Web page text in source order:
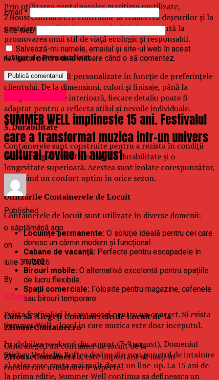
Prin utilizarea containerelor maritime reutilizate,
ZHouseContainer.ro contribuie la reducerea deșeurilor și la
protejarea mediului. Aceste soluții de locuit ajută la
promovarea unui stil de viață ecologic și responsabil.
4. Ușor de Personalizat
Containerele pot fi personalizate în funcție de preferințele
clientului. De la dimensiuni, culori și finisaje, până la
compartimentare interioară, fiecare detaliu poate fi
adaptat pentru a reflecta stilul și nevoile individuale.
5. Durabilitate
Containerele sunt construite pentru a rezista în condiții
meteorologice variate, oferind o durabilitate și o
longevitate superioară. Acestea sunt izolate corespunzător,
asigurând un confort optim în orice sezon.
Utilizările Containerele de Locuit
Containerele de locuit sunt utilizate în diverse domenii:
Locuințe permanente: O soluție ideală pentru cei care
doresc un cămin modern și funcțional.
Cabane de vacanță: Perfecte pentru escapadele în
natură.
Birouri mobile: O alternativă excelentă pentru spațiile
de lucru flexibile.
Spații comerciale: Folosite pentru magazine, cafenele
sau birouri temporare.
Cum Să Alegeți Containerele de Locuit de la
ZHouseContainer.ro
Când alegeți un container de locuit de la
ZHouseContainer.ro, este important să luați în
considerare următoarele aspecte:
Email*
Site web
Salvează-mi numele, emailul și site-ul web în acest
navigator pentru data viitoare când o să comentez.
SUMMER WELL implineste 15 ani. Festivalul
care a transformat muzica intr-un univers
cultural revine in august
Published
o săptămână ago
on
iulie 31, 2026
By
b2bseo
Exista festivaluri la care mergi pentru un concert. Si exista
Summer Well – locul in care muzica este doar inceputul.
In al doilea weekend din august (7-9 august), Domeniul
Stirbey Voda din Buftea devine din nou punctul de intalnire
al celor care cauta mai mult decat un line-up. La 15 ani de
la prima editie, Summer Well continua sa defineasca un